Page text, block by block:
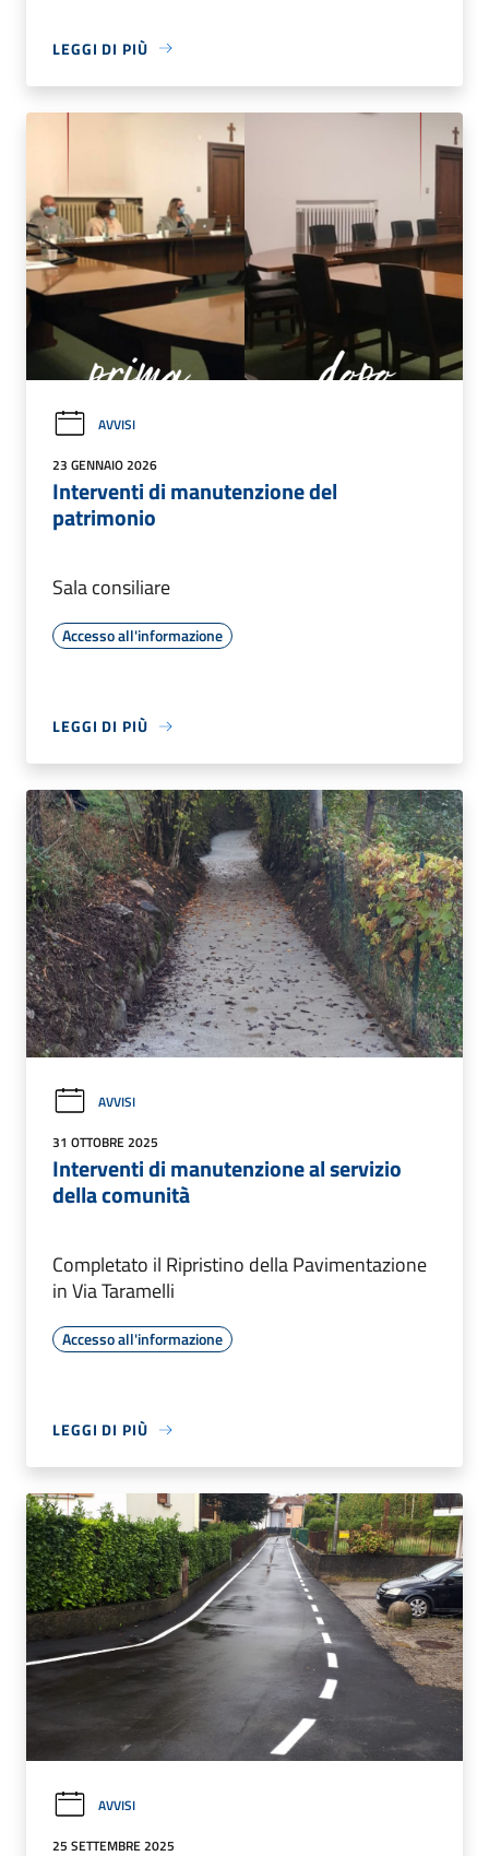
LEGGI DI PIÙ
AVVISI
23 GENNAIO 2026
Interventi di manutenzione del
patrimonio
Sala consiliare
Accesso all'informazione
LEGGI DI PIÙ
AVVISI
31 OTTOBRE 2025
Interventi di manutenzione al servizio
della comunità
Completato il Ripristino della Pavimentazione
in Via Taramelli
Accesso all'informazione
LEGGI DI PIÙ
AVVISI
25 SETTEMBRE 2025